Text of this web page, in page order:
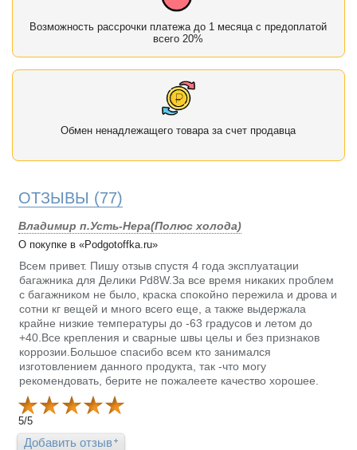
Возможность рассрочки платежа до 1 месяца с предоплатой
всего 20%
Обмен ненадлежащего товара за счет продавца
ОТЗЫВЫ (77)
Владимир п.Усть-Нера(Полюс холода)
О покупке в «Podgotoffka.ru»
Всем привет. Пишу отзыв спустя 4 года эксплуатации
багажника для Делики Pd8W.За все время никаких проблем
с багажником не было, краска спокойно пережила и дрова и
сотни кг вещей и много всего еще, а также выдержала
крайне низкие температуры до -63 градусов и летом до
+40.Все крепления и сварные швы целы и без признаков
коррозии.Большое спасибо всем кто занимался
изготовлением данного продукта, так -что могу
рекомендовать, берите не пожалеете качество хорошее.
5/5
Добавить отзыв